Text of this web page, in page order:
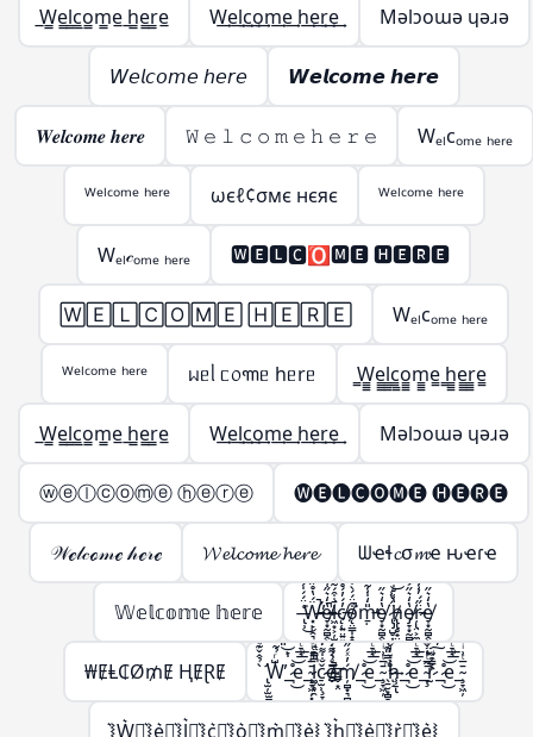
̲W̲̲e̲̲l̲̲c̲̲o̲̲m̲̲e̲ ̲h̲̲e̲̲r̲̲e̲ W͢e͢l͢c͢o͢m͢e͢ h͢e͢r͢e͢ Mǝlɔoɯǝ ɥǝɹǝ
𝘞𝘦𝘭𝘤𝘰𝘮𝘦 𝘩𝘦𝘳𝘦 𝙒𝙚𝙡𝙘𝙤𝙢𝙚 𝙝𝙚𝙧𝙚
𝑾𝒆𝒍𝒄𝒐𝒎𝒆 𝒉𝒆𝒓𝒆 𝚆 𝚎 𝚕 𝚌 𝚘 𝚖 𝚎 𝚑 𝚎 𝚛 𝚎 Wₑₗcₒₘₑ ₕₑᵣₑ
ᵂᵉˡᶜᵒᵐᵉ ʰᵉʳᵉ ωєℓ¢σмє нєяє ᵂᵉˡᶜᵒᵐᵉ ʰᵉʳᵉ
Wₑₗ𝒸ₒₘₑ ₕₑᵣₑ 🆆🅴🅻🅲🅾🅼🅴 🅷🅴🆁🅴
🅆🄴🄻🄲🄾🄼🄴 🄷🄴🅁🄴 Wₑₗcₒₘₑ ₕₑᵣₑ
ᵂᵉˡᶜᵒᵐᵉ ʰᵉʳᵉ ᥕᥱᥣ ᥴ᥆꧑ᥱ hᥱrᥱ ̳W̳̳e̳̳l̳̳c̳̳o̳̳m̳̳e̳ ̳h̳̳e̳̳r̳̳e̳
̲W̲̲e̲̲l̲̲c̲̲o̲̲m̲̲e̲ ̲h̲̲e̲̲r̲̲e̲ W͢e͢l͢c͢o͢m͢e͢ h͢e͢r͢e͢ Mǝlɔoɯǝ ɥǝɹǝ
ⓦⓔⓛⓒⓞⓜⓔ ⓗⓔⓡⓔ 🅦🅔🅛🅒🅞🅜🅔 🅗🅔🅡🅔
𝒲ℯ𝓁𝒸ℴ𝓂ℯ 𝒽ℯ𝓇ℯ 𝓦𝓮𝓵𝓬𝓸𝓶𝓮 𝓱𝓮𝓻𝓮 ᗯҽɬ𝓬σ𝓶ҽ ԋҽɾҽ
𝕎𝕖𝕝𝕔𝕠𝕞𝕖 𝕙𝕖𝕣𝕖 ̶̢̹͑̈́́̍́͌͘͜Ẅ̶̵̛͓̙̣̯͉̳̣́̔̊̋̃̔̋̍̿̀͒̕̚͠͝e̸̵̞͙̰̻̭̖̭͓̫͔̩̔̒͛̋͑̅̍͐̚͜l̷̶͖͙͕̦̫̺̣̙̳͚̄̇͒́͂̈́͆̇͑͗̽͘͘c̸̵̨̜͍̤͍͍͖̦͎̓́̓́̊̊̆̈̑̀̊͐́ǫ̸̴̤̳̩̝̭̗͉̣̱̦͒̈́́̀͒̅̽̿̽͘̚m̵̵̱̣̎̒̍̾̃̔̋̍̿̀͒̕͝e̸̞͙̰̻̭̖̭͓̫̔̒͛̋͜ ̷̢̡̺̥͎̝͈̬͈̳̈́̔͑͝h̸̵̢̢̥̟̤̜̺̳̣̔͑̊̇̀̏̈́̍̋̄̃̔̋̍̿̀͒͝ͅe̸̷̡̞͙̰̻̭̖̭͓̫̭̱̬̔̒͛̋͐̏͊͜͠͝ŗ̷̵̢̤͕̼̣̈̋́̓̾̄̿̃̔̋̍̿̀͒͜͜͝e̸̞͙̰̻̭̖̭͓̫̔̒͛̋͜
₩ɆⱠ₵Ø₥Ɇ ⱧɆⱤɆ ̢̛̫̦̫̫̪͍̪̝̳̠̖̠̀̉̂̌͊ͩ̑͌̀W̶̨̺͕̖̗͕̮̭̳͈̙̩͑ͬ̉͂͋̈́ͯ͂ͨͭ̇͐͊͆̑̏̋ͭ́̋̓ͮ̾ͭ̆̇̚̕͢͜͠͡_̶̷̧̢͉̠̘̹̼͚̣͇͍̊ͪͨ̊̈́ͩ̎͆̔ͨ̊͐ͣ̈̀͐ͫ͜͝͞͠ͅe_̴̧̞͖̦͓̞̗̙͚̄̅ͭ͗ͥ̈́̇ͬͧͣ͘͞͡l̶̵̷̛͚̗̥̯̞͎̖̬̝̤̯͈̭͓̪̗̫̱̜͙̗̦̤̪̝̳͎̝̝̳̦̲͉̩̠͆̿ͩ͊̒͛ͪ͐̅ͩ̅ͭ͑͌̽̍̾̐ͬ̔̏͂̎̔̀͛͒͝͠ͅç̷̢̠̫̹̞̞̲̬̤͎͚̗̐̍͌̒̇̀̈́̊̂̓ͣͮ̏̽͗ͥͭ̓̌̐̽̐ͭ͜͜͢ͅo̶̶̴̸̬̮̜̳̬͙̤̗͎̗̦̲͕̠̰̱̣͕̮̰͇̖͚̫̬̲ͤ͛̑͌̇ͭ́͊̍̈̏͛͑̈ͮ̏̆ͩ̇̊̂͘̚͘͢͡ͅḿ̸̦̻͙͉̻̟̲̭̟͓̬̓ͯ́̋̓ͮ̾ͭ̆̇͞͡_̶̷̧̢͉̠̘̹̼͚̣͇͍̊ͪͨ̊̈́ͩ̎͆̔ͨ̊͐ͣ̈̀͐ͫ͜͝͞͠ͅe_̴̧̞͖̦̄̅ͭ͗ͥ ̖̱̮͙̻̞̦̙̝͖ͫ̿̎͊̀̇͡͠͝h̷̸̢̝͕̥̗̜̹̠͉̗ͮ̒̌͆͑͌̀͆̀̇ͦ͒̓́̋̓ͮ̾ͭ̆̇͢͟͞͡ͅ_̶̷̧̢͉̠̘̹̼͚̣͇͍̊ͪͨ̊̈́ͩ̎͆̔ͨ̊͐ͣ̈̀͐ͫ͜͝͞͠ͅe_̴̧̢̞͖̦͉̲̬̤͙̪͎̣̰̱̘̯̜̭̖̲̄̅ͭ͗ͥ͒ͫ̃ͪ͒̓ͦ̓͒̎͂̌͌̾̀̄͊ͫ͘͘͢͜͜r̴̷̨̨̢̢̫̯͇̙̱̫͇͇͎̒ͩ̓́̈ͥ͗̓ͤ̊́͒ͬ̓̀́̋̓ͮ̾ͭ̆̇̕͜͠͡ͅ_̶̷̧̢͉̠̘̹̼͚̣͇͍̊ͪͨ̊̈́ͩ̎͆̔ͨ̊͐ͣ̈̀͐ͫ͜͝͞͠ͅe_̴̧̞͖̦̄̅ͭ͗ͥ
͛⦚W͛⦚͛⦚e͛⦚͛⦚l͛⦚͛⦚c͛⦚͛⦚o͛⦚͛⦚m͛⦚͛⦚e͛⦚ ͛⦚h͛⦚͛⦚e͛⦚͛⦚r͛⦚͛⦚e͛⦚